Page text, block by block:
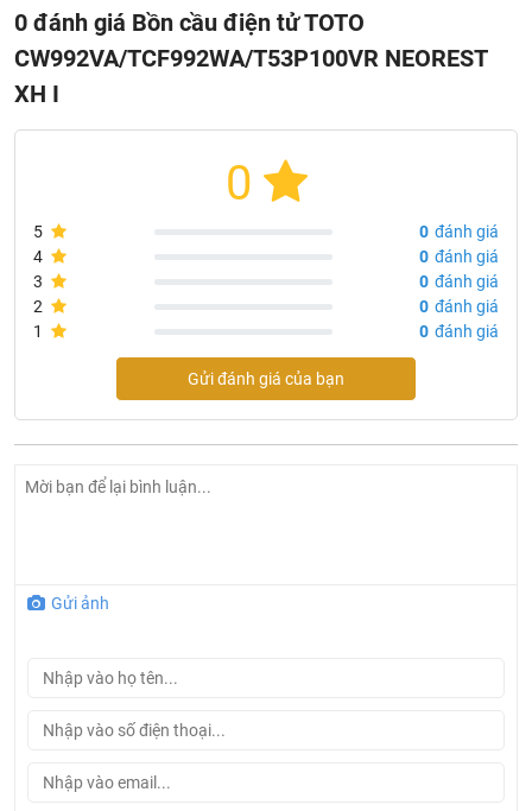
tinh xảo, đem đến hơi thở hiện đại và cao cấp..
CW992VA/TCF992WA/T53P100VR
Kích thước: 800D x 448W x 527H mm
Màu sắc: Trắng
0 đánh giá Bồn cầu điện tử TOTO
CW992VA/TCF992WA/T53P100VR NEOREST
XH I
0
5 0 đánh giá
4
0 đánh giá
3
0 đánh giá
2
0 đánh giá
1
0 đánh giá
Gửi đánh giá của bạn
Gửi ảnh